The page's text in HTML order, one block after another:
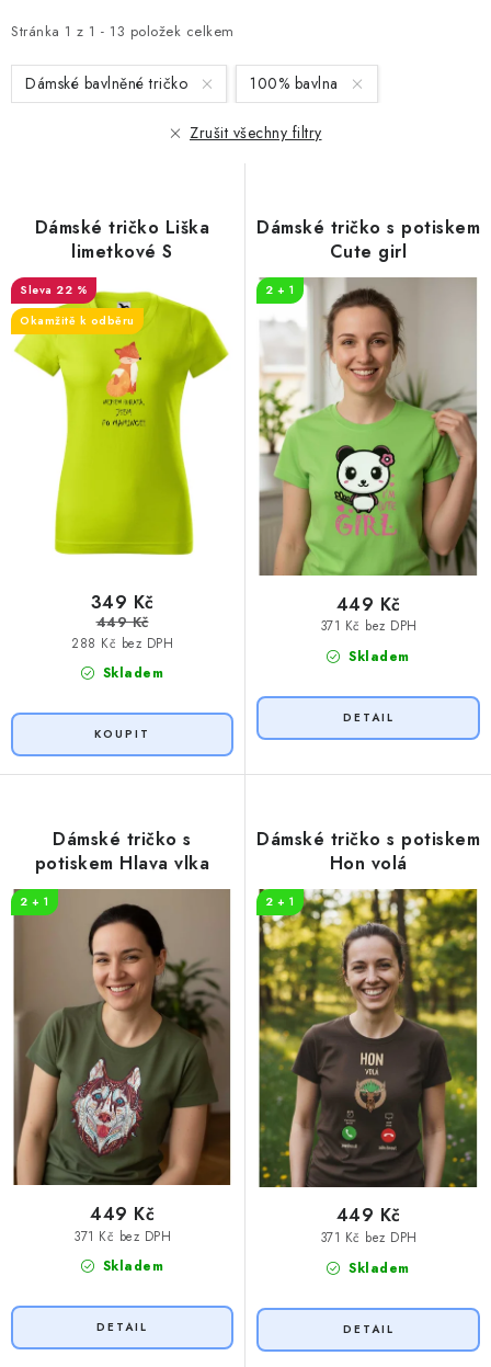
Kontakty
i
s
p
t
ů
Stránka 1 z 1 - 13 položek celkem
e
n
í
k
t
ů
Dámské bavlněné tričko 100% bavlna
Zrušit všechny filtry
Dámské tričko Liška
limetkové S
22 %
Okamžitě k odběru
Skladem
288 Kč bez DPH
349 Kč
449 Kč
Dámské tričko s potiskem
Cute girl
2 + 1
Skladem
371 Kč bez DPH
449 Kč
Dámské tričko s
potiskem Hlava vlka
2 + 1
Skladem
371 Kč bez DPH
449 Kč
Dámské tričko s potiskem
Hon volá
2 + 1
Skladem
371 Kč bez DPH
449 Kč